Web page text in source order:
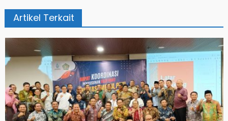
Artikel Terkait